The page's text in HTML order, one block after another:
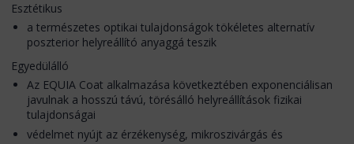
Esztétikus
a természetes optikai tulajdonságok tökéletes alternatív
poszterior helyreállító anyaggá teszik
Egyedülálló
Az EQUIA Coat alkalmazása következtében exponenciálisan
javulnak a hosszú távú, törésálló helyreállítások fizikai
tulajdonságai
védelmet nyújt az érzékenység, mikroszivárgás és